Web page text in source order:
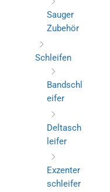
Sauger
Zubehör
Schleifen
Bandschl
eifer
Deltasch
leifer
Exzenter
schleifer